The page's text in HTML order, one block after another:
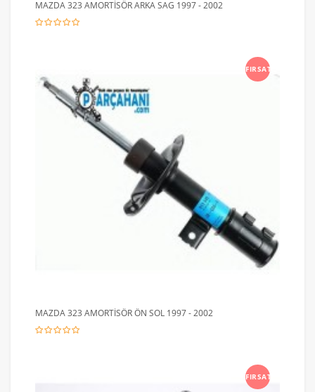
MAZDA 323 AMORTİSÖR ARKA SAG 1997 - 2002
FIRSAT
MAZDA 323 AMORTİSÖR ÖN SOL 1997 - 2002
FIRSAT